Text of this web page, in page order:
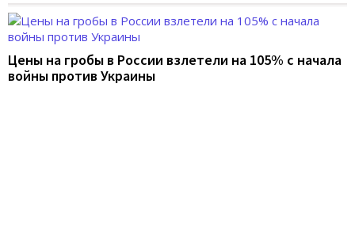
Цены на гробы в России взлетели на 105% с начала
войны против Украины